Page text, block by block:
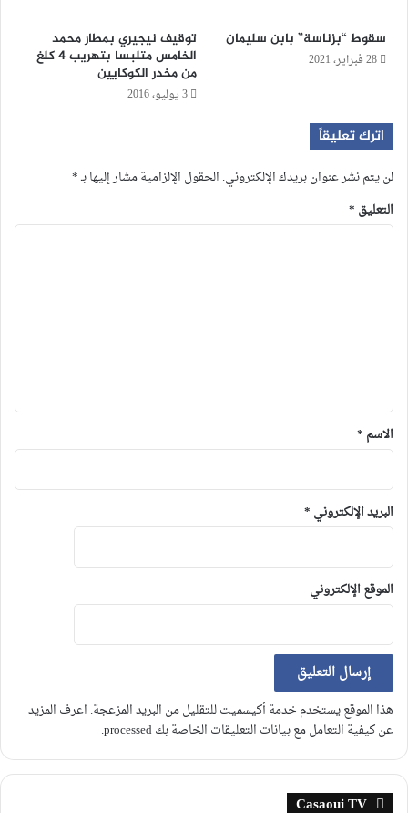
سقوط “بزناسة” بابن سليمان
28 فبراير، 2021
توقيف نيجيري بمطار محمد
الخامس متلبسا بتهريب 4 كلغ
من مخدر الكوكايين
3 يوليو، 2016
اترك تعليقاً
لن يتم نشر عنوان بريدك الإلكتروني. الحقول الإلزامية مشار إليها بـ*
التعليق *
الاسم *
البريد الإلكتروني *
الموقع الإلكتروني
هذا الموقع يستخدم خدمة أكيسميت للتقليل من البريد المزعجة. اعرف المزيد
عن كيفية التعامل مع بيانات التعليقات الخاصة بك processed
.
Casaoui TV